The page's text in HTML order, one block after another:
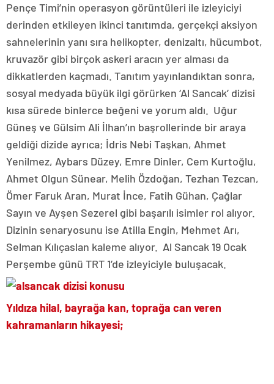
Pençe Timi’nin operasyon görüntüleri ile izleyiciyi
derinden etkileyen ikinci tanıtımda, gerçekçi aksiyon
sahnelerinin yanı sıra helikopter, denizaltı, hücumbot,
kruvazör gibi birçok askeri aracın yer alması da
dikkatlerden kaçmadı. Tanıtım yayınlandıktan sonra,
sosyal medyada büyük ilgi görürken ‘Al Sancak’ dizisi
kısa sürede binlerce beğeni ve yorum aldı. Uğur
Güneş ve Gülsim Ali İlhan’ın başrollerinde bir araya
geldiği dizide ayrıca; İdris Nebi Taşkan, Ahmet
Yenilmez, Aybars Düzey, Emre Dinler, Cem Kurtoğlu,
Ahmet Olgun Sünear, Melih Özdoğan, Tezhan Tezcan,
Ömer Faruk Aran, Murat İnce, Fatih Gühan, Çağlar
Sayın ve Ayşen Sezerel gibi başarılı isimler rol alıyor.
Dizinin senaryosunu ise Atilla Engin, Mehmet Arı,
Selman Kılıçaslan kaleme alıyor. Al Sancak 19 Ocak
Perşembe günü TRT 1’de izleyiciyle buluşacak.
Yıldıza hilal, bayrağa kan, toprağa can veren
kahramanların hikayesi;